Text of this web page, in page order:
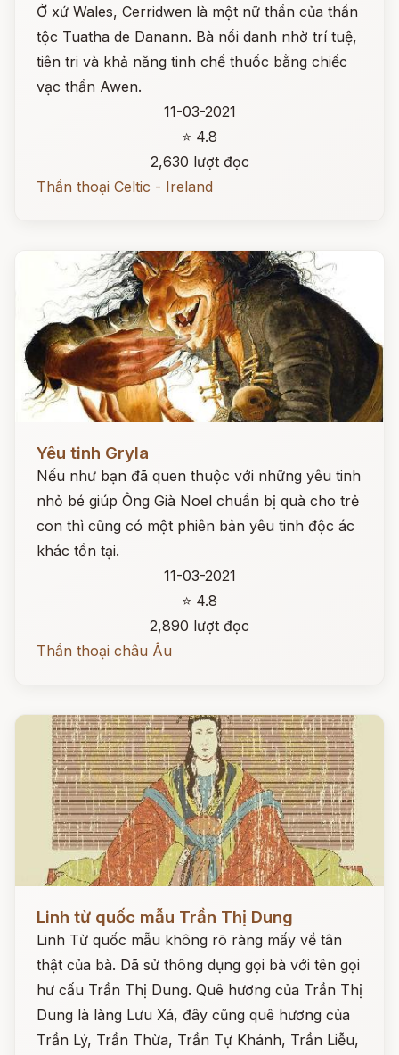
Ở xứ Wales, Cerridwen là một nữ thần của thần
tộc Tuatha de Danann. Bà nổi danh nhờ trí tuệ,
tiên tri và khả năng tinh chế thuốc bằng chiếc
vạc thần Awen.
11-03-2021
⭐ 4.8
2,630 lượt đọc
Thần thoại Celtic - Ireland
Yêu tinh Gryla
Nếu như bạn đã quen thuộc với những yêu tinh
nhỏ bé giúp Ông Già Noel chuẩn bị quà cho trẻ
con thì cũng có một phiên bản yêu tinh độc ác
khác tồn tại.
11-03-2021
⭐ 4.8
2,890 lượt đọc
Thần thoại châu Âu
Linh từ quốc mẫu Trần Thị Dung
Linh Từ quốc mẫu không rõ ràng mấy về tân
thật của bà. Dã sử thông dụng gọi bà với tên gọi
hư cấu Trần Thị Dung. Quê hương của Trần Thị
Dung là làng Lưu Xá, đây cũng quê hương của
Trần Lý, Trần Thừa, Trần Tự Khánh, Trần Liễu,